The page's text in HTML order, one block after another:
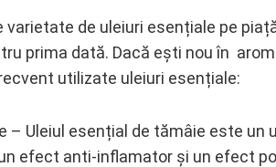
varietate de uleiuri esențiale pe
prima dată. Dacă ești nou în
utilizate uleiuri esențiale:
– Uleiul esențial de tămâie este
efect anti-inflamator și un efect